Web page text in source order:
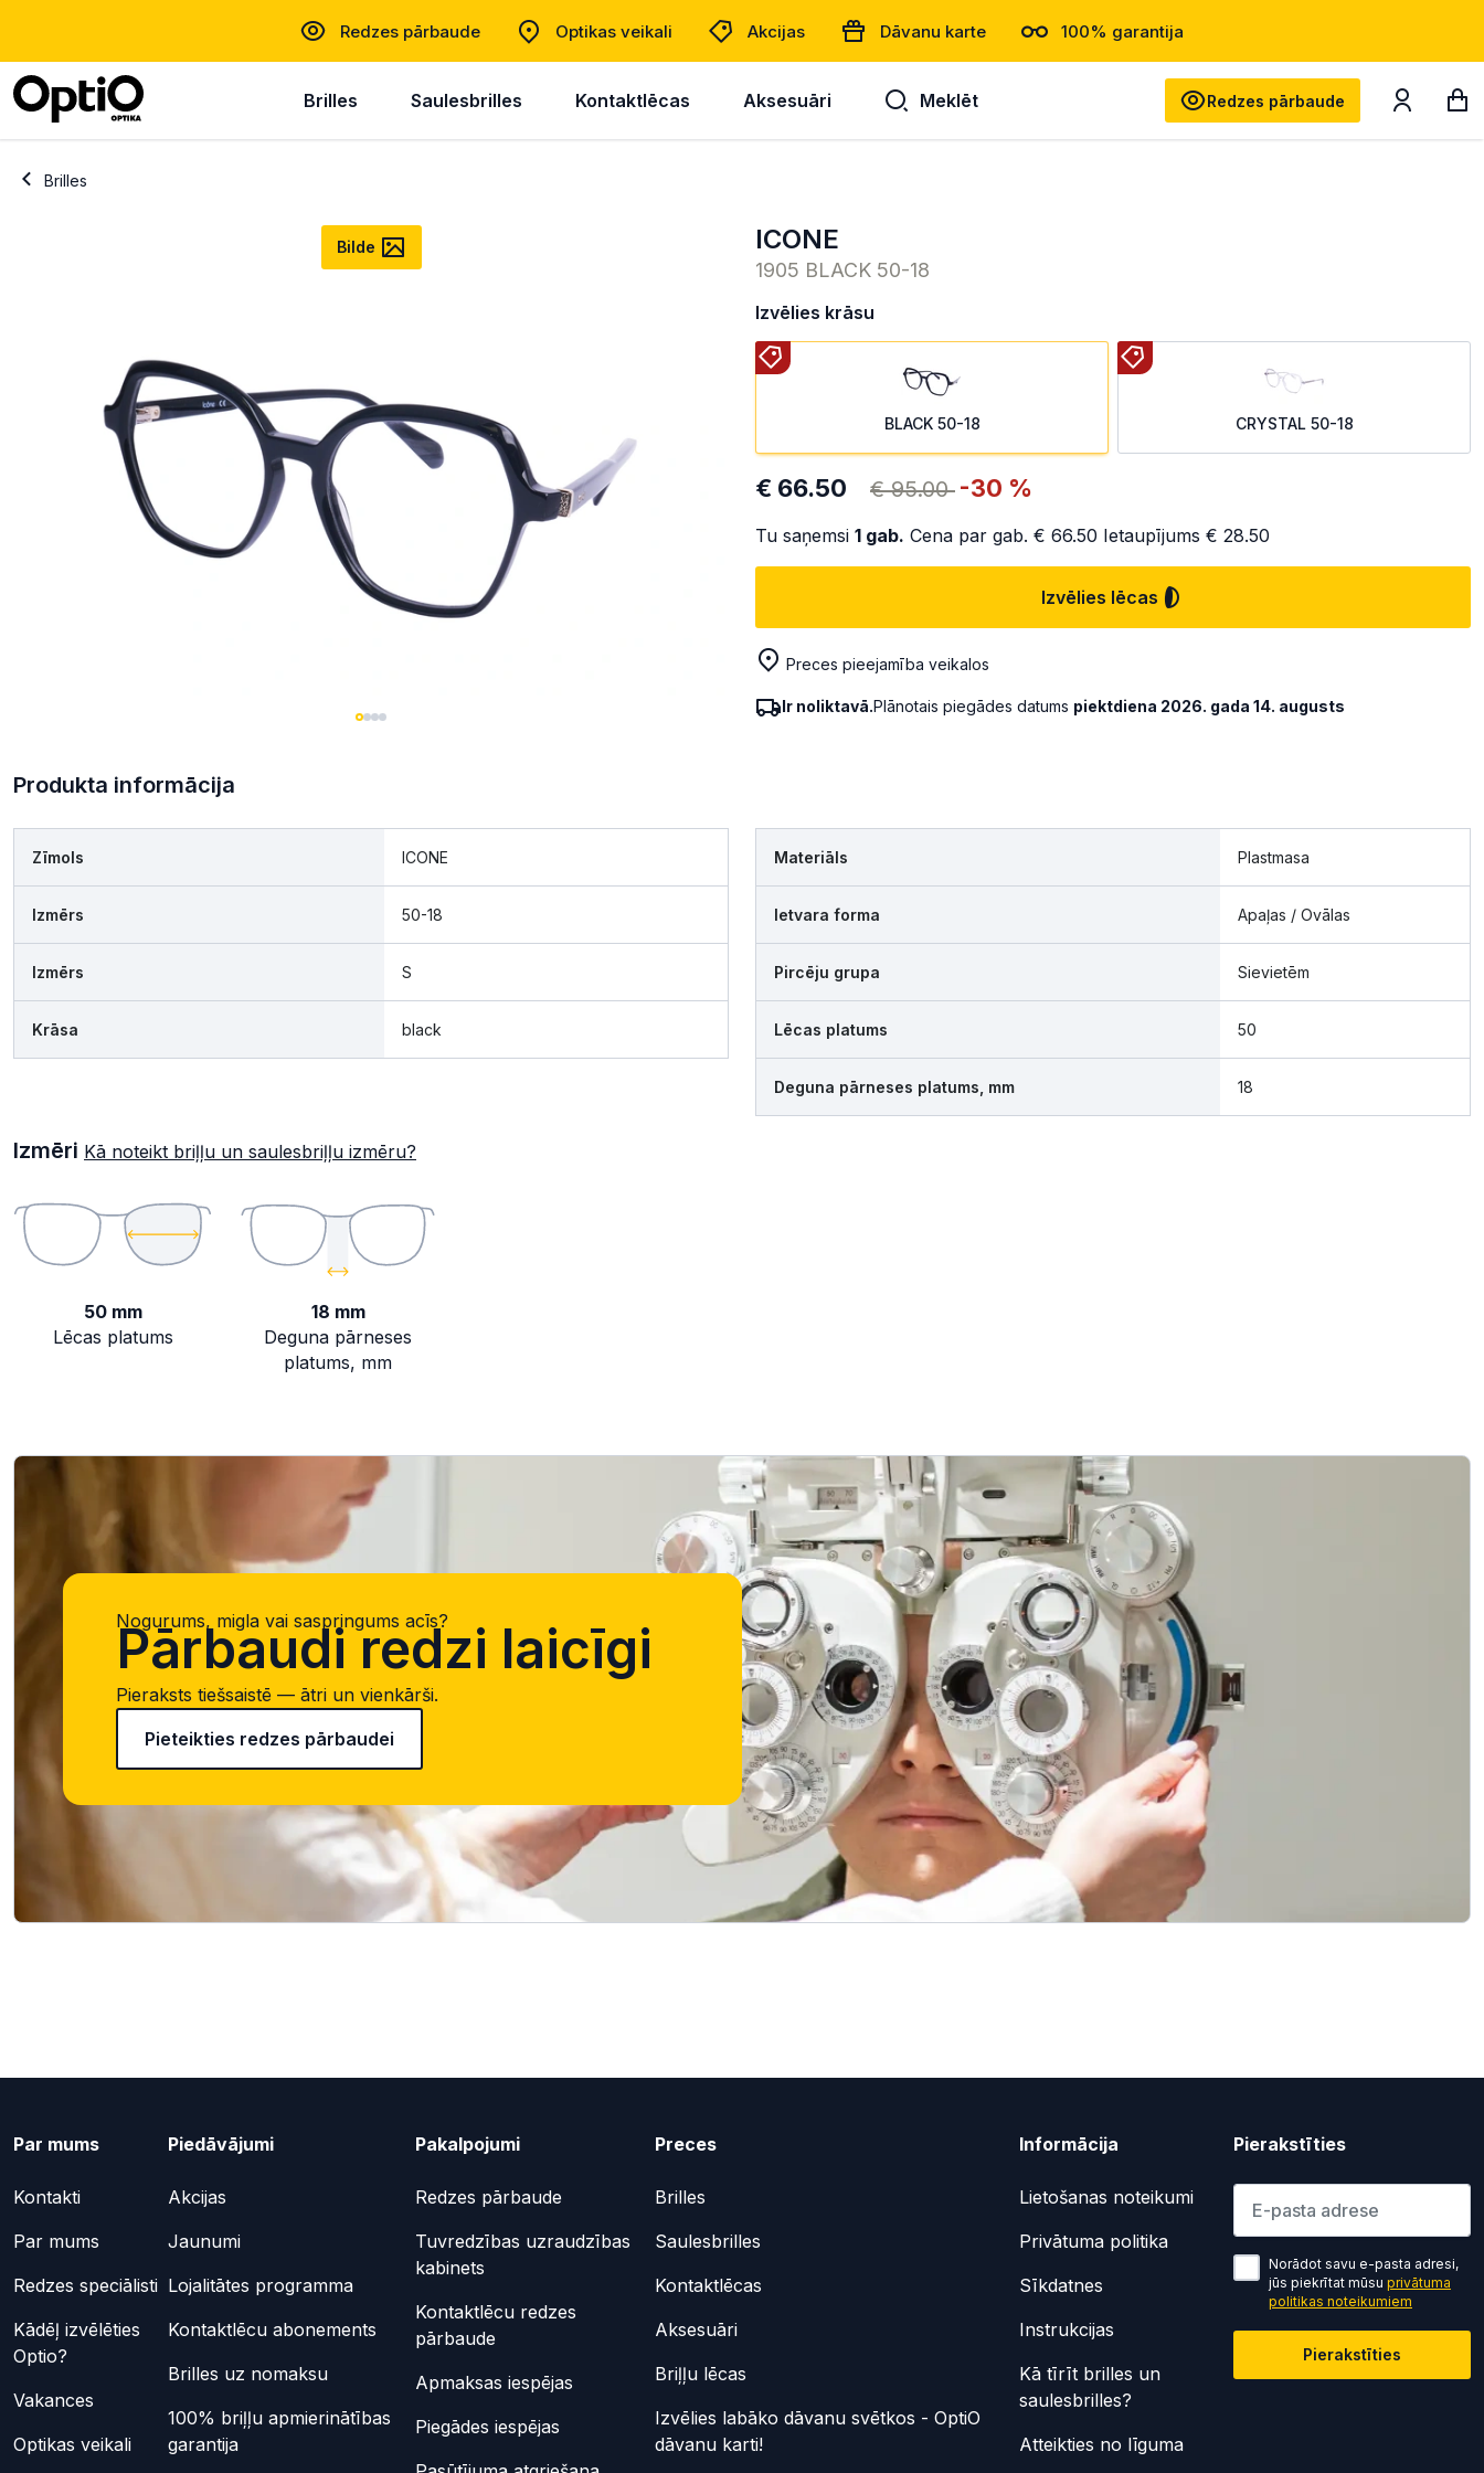
Redzes pārbaude Optikas veikali Akcijas Dāvanu karte 100% garantija
Brilles Saulesbrilles Kontaktlēcas Aksesuāri Meklēt Redzes pārbaude
Brilles
Bilde ICONE
1905 BLACK 50-18
Izvēlies krāsu
BLACK 50-18 CRYSTAL 50-18
€ 66.50 € 95.00 -30 %
Tu saņemsi 1 gab. Cena par gab. € 66.50 Ietaupījums € 28.50
Izvēlies lēcas
Preces pieejamība veikalos
Ir noliktavā.Plānotais piegādes datums piektdiena 2026. gada 14. augusts
Produkta informācija
Zīmols ICONE
Izmērs 50-18
Izmērs S
Krāsa black
Materiāls Plastmasa
Ietvara forma Apaļas / Ovālas
Pircēju grupa Sievietēm
Lēcas platums 50
Deguna pārneses platums, mm 18
Izmēri Kā noteikt briļļu un saulesbriļļu izmēru?
50 mm
Lēcas platums
18 mm
Deguna pārneses
platums, mm
Nogurums, migla vai saspringums acīs?
Pārbaudi redzi laicīgi
Pieraksts tiešsaistē — ātri un vienkārši.
Pieteikties redzes pārbaudei
Par mums
Kontakti
Par mums
Redzes speciālisti
Kādēļ izvēlēties
Optio?
Vakances
Optikas veikali
Piedāvājumi
Akcijas
Jaunumi
Lojalitātes programma
Kontaktlēcu abonements
Brilles uz nomaksu
100% briļļu apmierinātības
garantija
Pakalpojumi
Redzes pārbaude
Tuvredzības uzraudzības
kabinets
Kontaktlēcu redzes
pārbaude
Apmaksas iespējas
Piegādes iespējas
Preces
Brilles
Saulesbrilles
Kontaktlēcas
Aksesuāri
Briļļu lēcas
Izvēlies labāko dāvanu svētkos - OptiO
dāvanu karti!
Informācija
Lietošanas noteikumi
Privātuma politika
Sīkdatnes
Instrukcijas
Kā tīrīt brilles un
saulesbrilles?
Atteikties no līguma
Pierakstīties
Lūdzu ievadiet e-pasta adresi
Norādot savu e-pasta adresi,
jūs piekrītat mūsu privātuma
politikas noteikumiem
Pierakstīties